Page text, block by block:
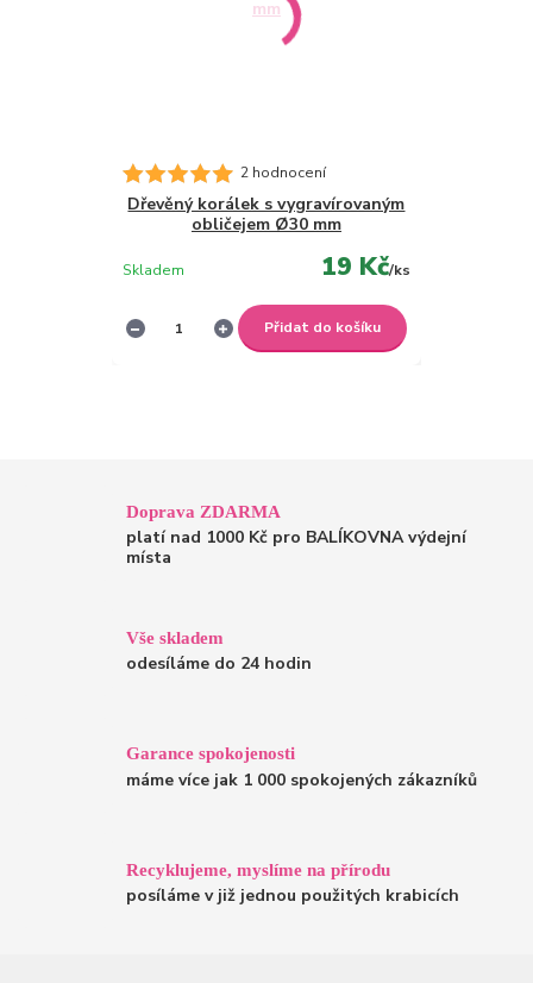
2 hodnocení
Dřevěný korálek s vygravírovaným
obličejem Ø30 mm
19 Kč/ks
Skladem
Přidat do košíku
Doprava ZDARMA
platí nad 1000 Kč pro BALÍKOVNA výdejní
místa
Vše skladem
odesíláme do 24 hodin
Garance spokojenosti
máme více jak 1 000 spokojených zákazníků
Recyklujeme, myslíme na přírodu
posíláme v již jednou použitých krabicích